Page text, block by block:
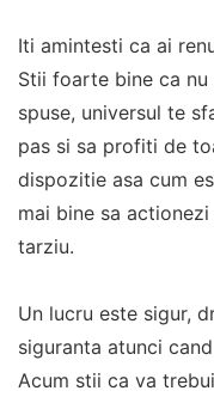
Iti amintesti ca ai
Stii foarte bine ca
spuse, universul te
pas si sa profiti de
dispozitie asa cum
mai bine sa
tarziu.
Un lucru este sigur,
siguranta atunci
Acum stii ca va